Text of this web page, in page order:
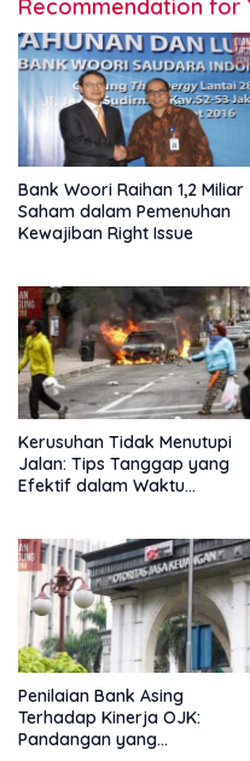
Recommendation for
Bank Woori Raihan 1,2 Miliar
Saham dalam Pemenuhan
Kewajiban Right Issue
Kerusuhan Tidak Menutupi
Jalan: Tips Tanggap yang
Efektif dalam Waktu
Penilaian Bank Asing
Terhadap Kinerja OJK:
Pandangan yang